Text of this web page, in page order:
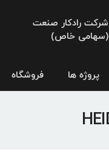
شرکت رادکار صنعت
(سهامی خاص)
پروژه ها فروشگاه